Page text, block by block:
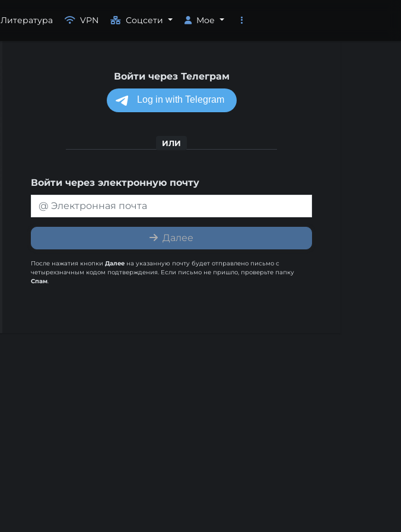
Литература VPN Соцсети Мое
Войти через Телеграм
ИЛИ
Войти через электронную почту
Далее
После нажатия кнопки Далее на указанную почту будет отправлено письмо с
четырехзначным кодом подтверждения. Если письмо не пришло, проверьте папку
Спам.